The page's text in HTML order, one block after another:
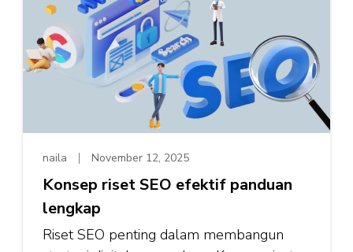
naila November 12, 2025
Konsep riset SEO efektif panduan
lengkap
Riset SEO penting dalam membangun